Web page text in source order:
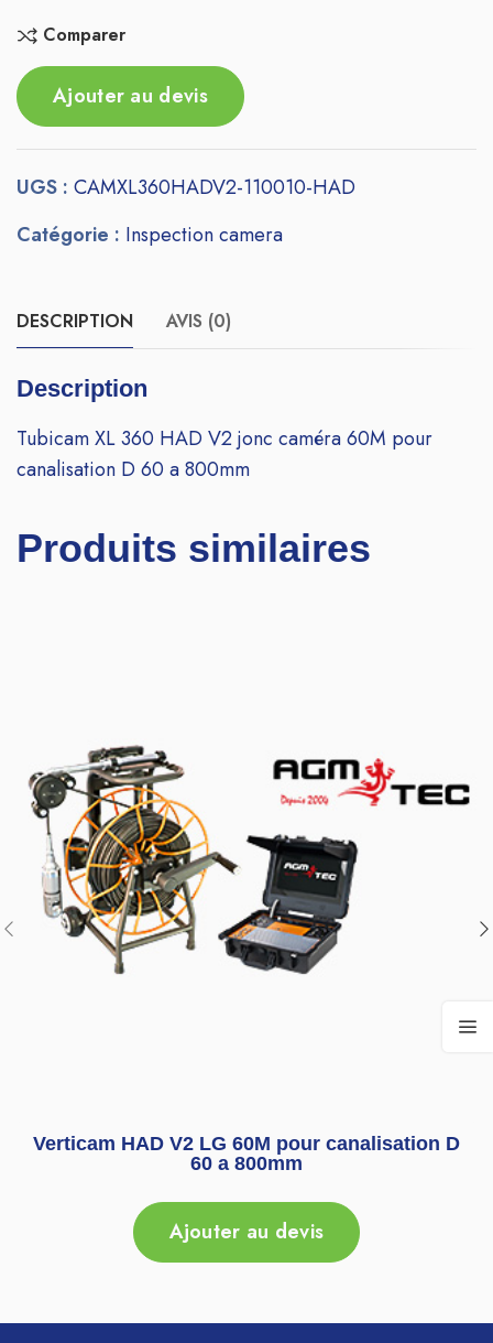
Comparer
Ajouter au devis
UGS : CAMXL360HADV2-110010-HAD
Catégorie : Inspection camera
DESCRIPTION AVIS (0)
Description
Tubicam XL 360 HAD V2 jonc caméra 60M pour
canalisation D 60 a 800mm
Produits similaires
Verticam HAD V2 LG 60M pour canalisation D
60 a 800mm
Ajouter au devis